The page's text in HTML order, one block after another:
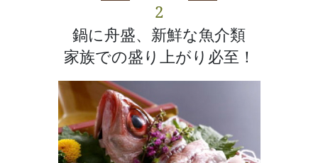
2
鍋に舟盛、新鮮な魚介類
家族での盛り上がり必至！